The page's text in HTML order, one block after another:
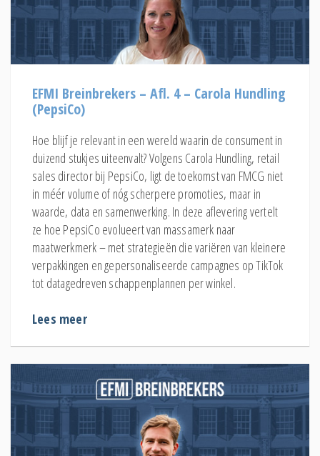
EFMI Breinbrekers – Afl. 4 – Carola Hundling
(PepsiCo)
Hoe blijf je relevant in een wereld waarin de consument in
duizend stukjes uiteenvalt? Volgens Carola Hundling, retail
sales director bij PepsiCo, ligt de toekomst van FMCG niet
in méér volume of nóg scherpere promoties, maar in
waarde, data en samenwerking. In deze aflevering vertelt
ze hoe PepsiCo evolueert van massamerk naar
maatwerkmerk – met strategieën die variëren van kleinere
verpakkingen en gepersonaliseerde campagnes op TikTok
tot datagedreven schappenplannen per winkel.
Lees meer